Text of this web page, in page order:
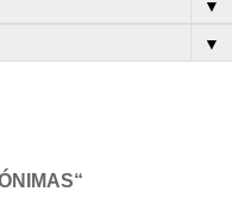
▼
▼